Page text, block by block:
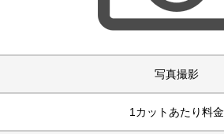
写真撮影
1カットあたり料金